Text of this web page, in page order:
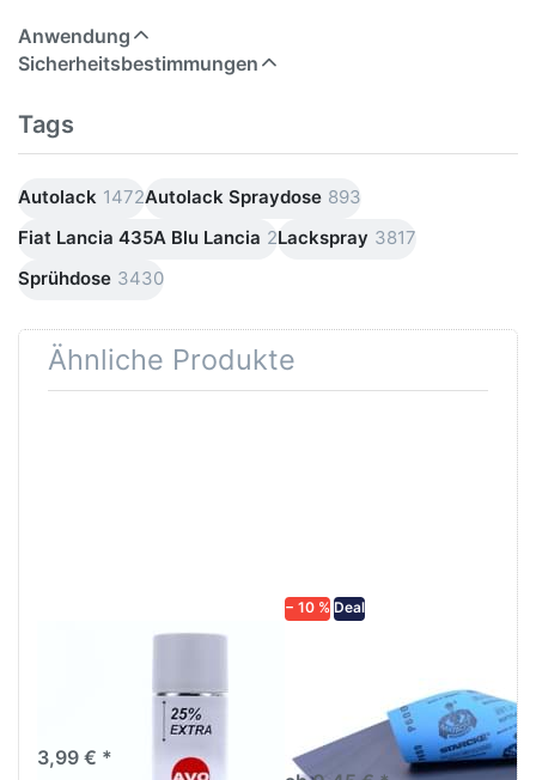
Anwendung
Sicherheitsbestimmungen
Tags
Autolack 1472Autolack Spraydose 893
Fiat Lancia 435A Blu Lancia 2Lackspray 3817
Sprühdose 3430
Ähnliche Produkte
3,99 € *
− 10 % Deal
diversen Körnungen
Nass-Schleifpapier zur nass
und trocken anwendung